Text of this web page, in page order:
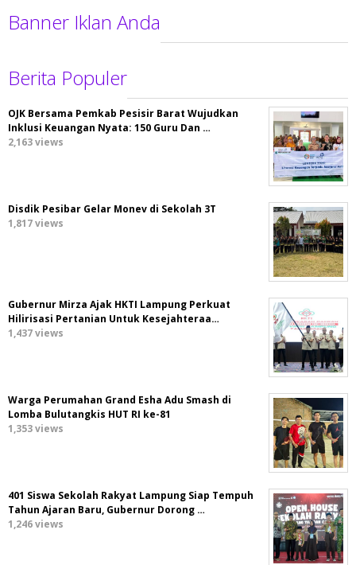
Banner Iklan Anda
Berita Populer
OJK Bersama Pemkab Pesisir Barat Wujudkan
Inklusi Keuangan Nyata: 150 Guru Dan …
2,163 views
Disdik Pesibar Gelar Monev di Sekolah 3T
1,817 views
Gubernur Mirza Ajak HKTI Lampung Perkuat
Hilirisasi Pertanian Untuk Kesejahteraa…
1,437 views
Warga Perumahan Grand Esha Adu Smash di
Lomba Bulutangkis HUT RI ke-81
1,353 views
401 Siswa Sekolah Rakyat Lampung Siap Tempuh
Tahun Ajaran Baru, Gubernur Dorong …
1,246 views